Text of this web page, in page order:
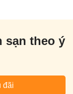
sạn theo ý
đãi